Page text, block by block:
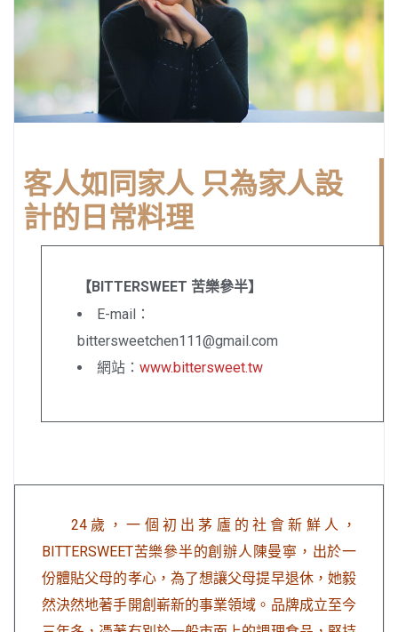
客人如同家人只為家人設
計的日常料理
【BITTERSWEET 苦樂參半】
E-mail：
bittersweetchen111@gmail.com
網站： www.bittersweet.tw
24歲，一個初出茅廬的社會新鮮人，
BITTERSWEET苦樂參半的創辦人陳曼寧，出於一
份體貼父母的孝心，為了想讓父母提早退休，她毅
然決然地著手開創嶄新的事業領域。品牌成立至今